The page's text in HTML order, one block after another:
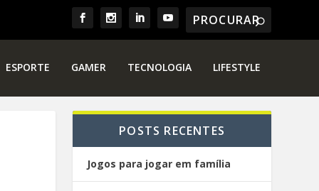
ESPORTE GAMER TECNOLOGIA LIFESTYLE
POSTS RECENTES
Jogos para jogar em família